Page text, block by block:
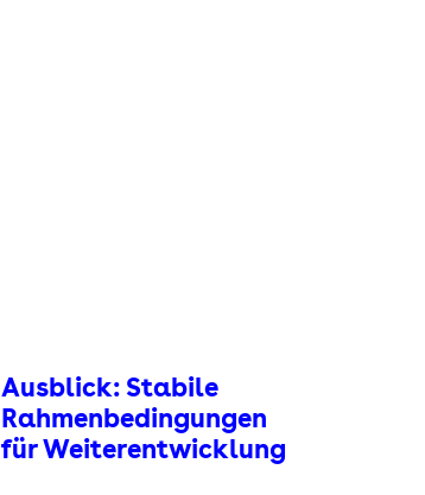
Ausblick: Stabile
Rahmenbedingungen
für Weiterentwicklung